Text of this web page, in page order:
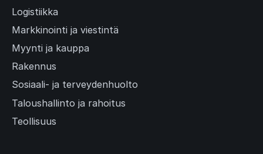
Logistiikka
Markkinointi ja viestintä
Myynti ja kauppa
Rakennus
Sosiaali- ja terveydenhuolto
Taloushallinto ja rahoitus
Teollisuus